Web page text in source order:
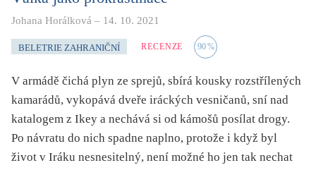
Johana Horálková – 14. 10. 2021
BELETRIE ZAHRANIČNÍ RECENZE 90%
V armádě čichá plyn ze sprejů, sbírá kousky rozstřílených
kamarádů, vykopává dveře iráckých vesničanů, sní nad
katalogem z Ikey a nechává si od kámošů posílat drogy.
Po návratu do nich spadne naplno, protože i když byl
život v Iráku nesnesitelný, není možné ho jen tak nechat